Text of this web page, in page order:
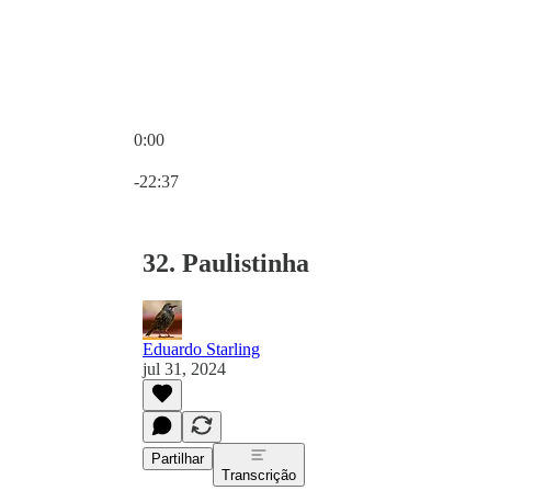
0:00
-22:37
32. Paulistinha
Eduardo Starling
jul 31, 2024
Partilhar
Transcrição